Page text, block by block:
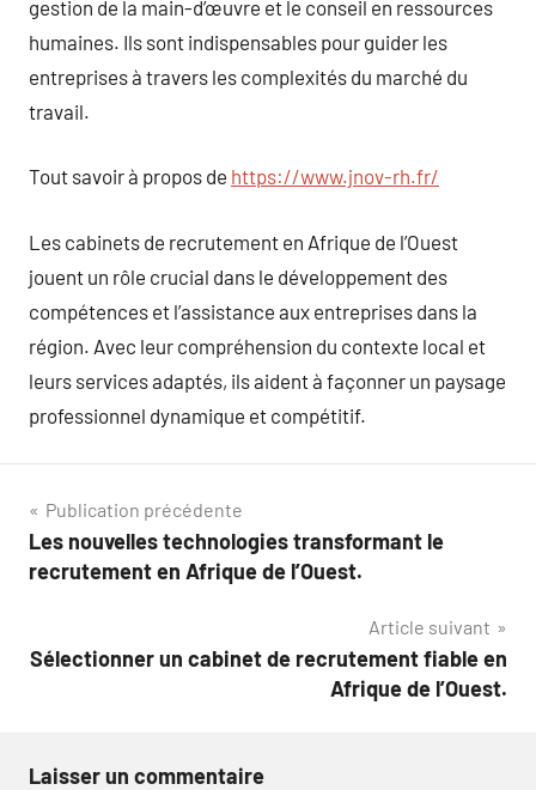
gestion de la main-d’œuvre et le conseil en ressources
humaines. Ils sont indispensables pour guider les
entreprises à travers les complexités du marché du
travail.
Tout savoir à propos de https://www.jnov-rh.fr/
Les cabinets de recrutement en Afrique de l’Ouest
jouent un rôle crucial dans le développement des
compétences et l’assistance aux entreprises dans la
région. Avec leur compréhension du contexte local et
leurs services adaptés, ils aident à façonner un paysage
professionnel dynamique et compétitif.
Navigation
de
Publication précédente
Les nouvelles technologies transformant le
recrutement en Afrique de l’Ouest.
Article suivant
Sélectionner un cabinet de recrutement fiable en
Afrique de l’Ouest.
Laisser un commentaire